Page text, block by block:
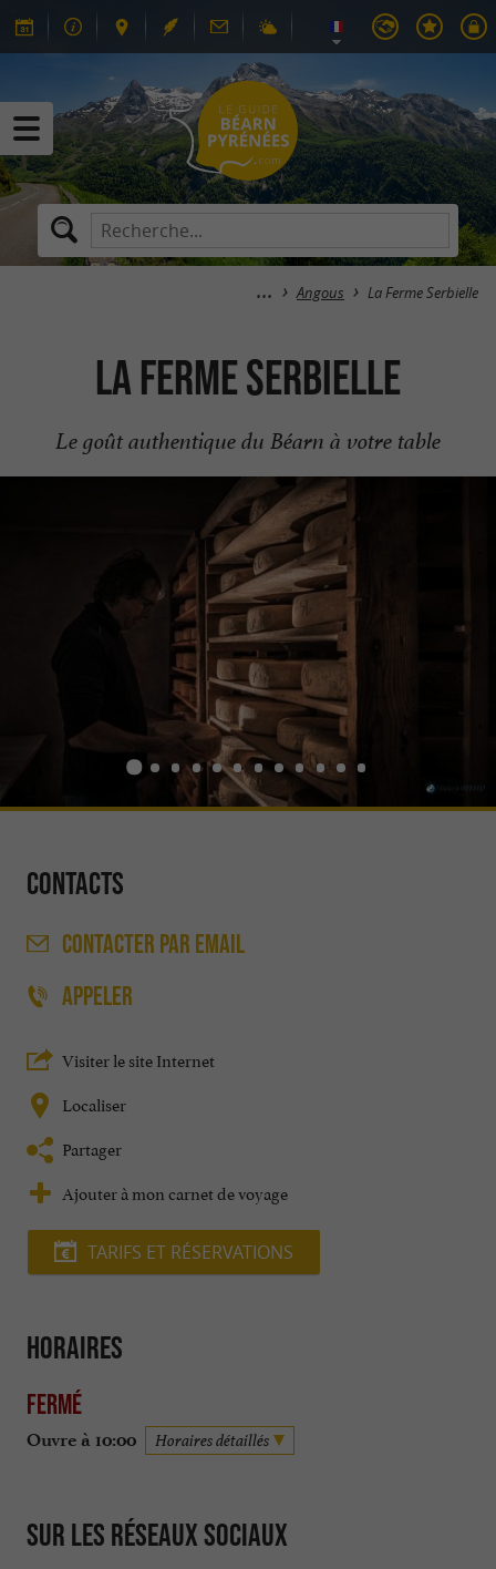
Angous La Ferme Serbielle
La Ferme Serbielle
Le goût authentique du Béarn à votre table
Contacts
CONTACTER PAR EMAIL
APPELER
Visiter le site Internet
Localiser
Partager
Ajouter à mon carnet de voyage
TARIFS ET RÉSERVATIONS
Horaires
Fermé
Ouvre à 10:00 Horaires détaillés
Sur les réseaux sociaux